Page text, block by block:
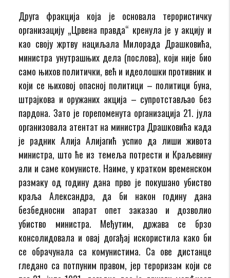
Друга фракција која је основала терористичку
организацију „Црвена правда“ кренула је у акцију и
као своју жртву нациљала Милорада Драшковића,
министра унутрашњих дела (послова), који није био
само њихов политички, већ и идеолошки противник и
који се њиховој опасној политици – политици буна,
штрајкова и оружаних акција – супротстављао без
пардона. Зато је горепоменута организација 21. јула
организовала атентат на министра Драшковића када
је радник Алија Алијагић успио да лиши живота
министра, што ће из темеља потрести и Краљевину
али и саме комунисте. Наиме, у кратком временском
размаку од годину дана прво је покушано убиство
краља Александра, да би након годину дана
безбедносни апарат опет заказао и дозволио
убиство министра. Међутим, држава се брзо
консолидовала и овај догађај искористила како би
се обрачунала са комунистима. Са ове дистанце
гледано са потпуним правом, јер тероризам који се